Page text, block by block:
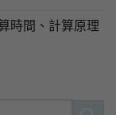
時間、計算原理